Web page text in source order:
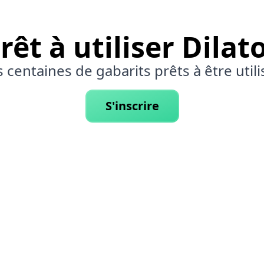
à utiliser
centaines de gabarits prêts à être
S'inscrire